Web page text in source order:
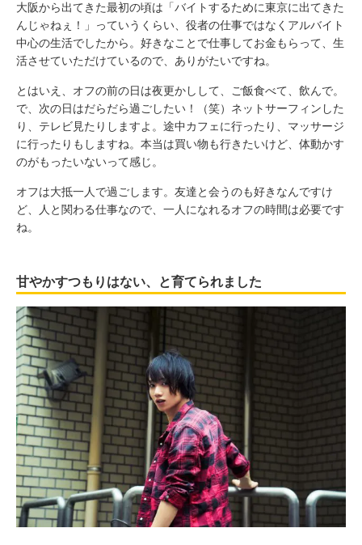
大阪から出てきた最初の頃は「バイトするために東京に出てきた
んじゃねぇ！」っていうくらい、役者の仕事ではなくアルバイト
中心の生活でしたから。好きなことで仕事してお金もらって、生
活させていただけているので、ありがたいですね。
とはいえ、オフの前の日は夜更かしして、ご飯食べて、飲んで。
で、次の日はだらだら過ごしたい！（笑）ネットサーフィンした
り、テレビ見たりしますよ。途中カフェに行ったり、マッサージ
に行ったりもしますね。本当は買い物も行きたいけど、体動かす
のがもったいないって感じ。
オフは大抵一人で過ごします。友達と会うのも好きなんですけ
ど、人と関わる仕事なので、一人になれるオフの時間は必要です
ね。
甘やかすつもりはない、と育てられました